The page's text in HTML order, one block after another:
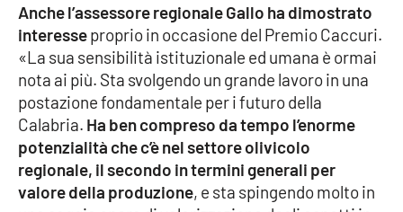
Anche l’assessore regionale Gallo ha dimostrato
interesseproprio in occasione del Premio Caccuri.
«La sua sensibilità istituzionale ed umana è ormai
nota ai più. Sta svolgendo un grande lavoro in una
postazione fondamentale per i futuro della
Calabria. Ha ben compreso da tempo l’enorme
potenzialità che c’è nel settore olivicolo
regionale, il secondo in termini generali per
valore della produzione, e sta spingendo molto in